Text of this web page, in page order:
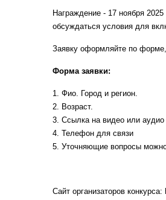
Награждение - 17 ноября
обсуждаться условия для
Заявку оформляйте по
Форма заявки:
1. Фио. Город и регион.
2. Возраст.
3. Ссылка на видео или
4. Телефон для связи
5. Уточняющие вопросы
Сайт организаторов